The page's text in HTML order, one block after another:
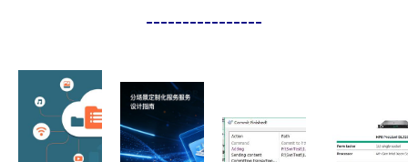
----------------